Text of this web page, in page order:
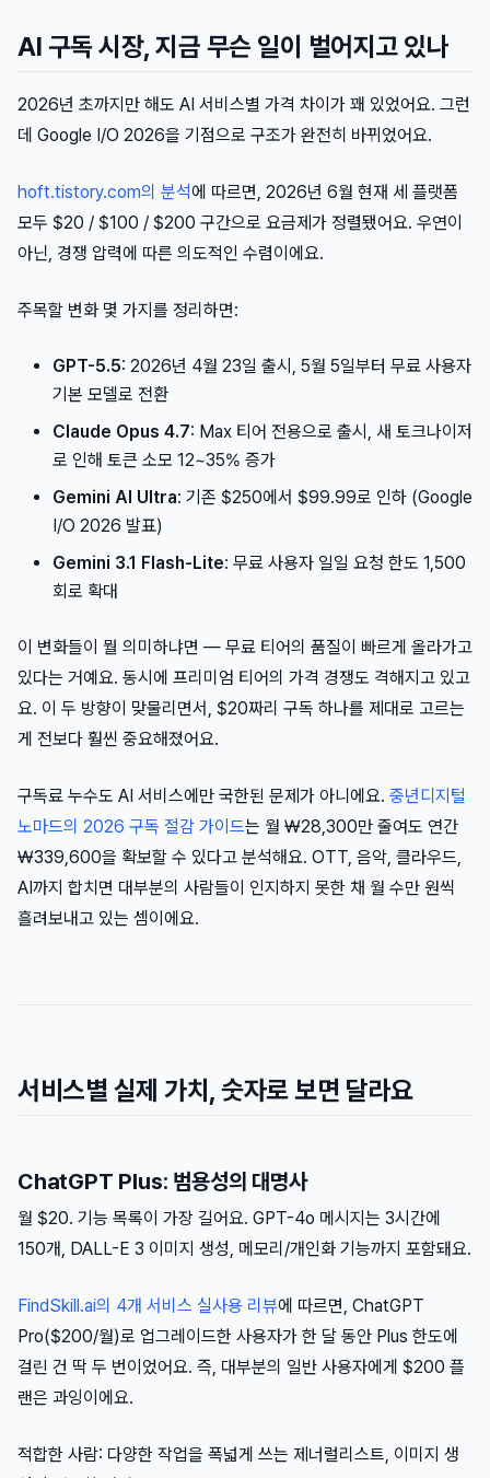
AI 구독 시장, 지금 무슨 일이 벌어지고 있나
2026년 초까지만 해도 AI 서비스별 가격 차이가 꽤 있었어요. 그런
데 Google I/O 2026을 기점으로 구조가 완전히 바뀌었어요.
hoft.tistory.com의 분석에 따르면, 2026년 6월 현재 세 플랫폼
모두 $20 / $100 / $200 구간으로 요금제가 정렬됐어요. 우연이
아닌, 경쟁 압력에 따른 의도적인 수렴이에요.
주목할 변화 몇 가지를 정리하면:
GPT-5.5: 2026년 4월 23일 출시, 5월 5일부터 무료 사용자
기본 모델로 전환
Claude Opus 4.7: Max 티어 전용으로 출시, 새 토크나이저
로 인해 토큰 소모 12~35% 증가
Gemini AI Ultra: 기존 $250에서 $99.99로 인하 (Google
I/O 2026 발표)
Gemini 3.1 Flash-Lite: 무료 사용자 일일 요청 한도 1,500
회로 확대
이 변화들이 뭘 의미하냐면 — 무료 티어의 품질이 빠르게 올라가고
있다는 거예요. 동시에 프리미엄 티어의 가격 경쟁도 격해지고 있고
요. 이 두 방향이 맞물리면서, $20짜리 구독 하나를 제대로 고르는
게 전보다 훨씬 중요해졌어요.
구독료 누수도 AI 서비스에만 국한된 문제가 아니에요. 중년디지털
노마드의 2026 구독 절감 가이드는 월 ₩28,300만 줄여도 연간
₩339,600을 확보할 수 있다고 분석해요. OTT, 음악, 클라우드,
AI까지 합치면 대부분의 사람들이 인지하지 못한 채 월 수만 원씩
흘려보내고 있는 셈이에요.
서비스별 실제 가치, 숫자로 보면 달라요
ChatGPT Plus: 범용성의 대명사
월 $20. 기능 목록이 가장 길어요. GPT-4o 메시지는 3시간에
150개, DALL-E 3 이미지 생성, 메모리/개인화 기능까지 포함돼요.
FindSkill.ai의 4개 서비스 실사용 리뷰에 따르면, ChatGPT
Pro($200/월)로 업그레이드한 사용자가 한 달 동안 Plus 한도에
걸린 건 딱 두 번이었어요. 즉, 대부분의 일반 사용자에게 $200 플
랜은 과잉이에요.
적합한 사람: 다양한 작업을 폭넓게 쓰는 제너럴리스트, 이미지 생